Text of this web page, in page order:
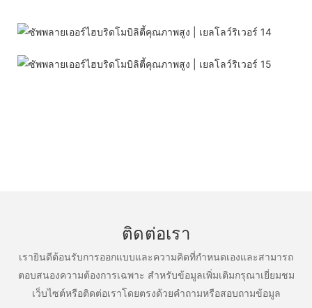
ติดต่อเรา
เรายินดีต้อนรับการออกแบบและความคิดที่กำหนดเองและสามารถ
ตอบสนองความต้องการเฉพาะ สำหรับข้อมูลเพิ่มเติมกรุณาเยี่ยมชม
เว็บไซต์หรือติดต่อเราโดยตรงด้วยคำถามหรือสอบถามข้อมูล